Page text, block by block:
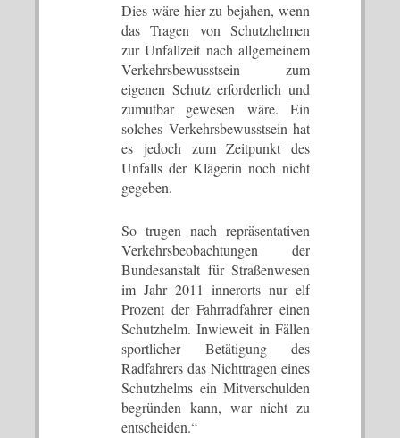
Dies wäre hier zu bejahen, wenn
das Tragen von Schutzhelmen
zur Unfallzeit nach allgemeinem
Verkehrsbewusstsein zum
eigenen Schutz erforderlich und
zumutbar gewesen wäre. Ein
solches Verkehrsbewusstsein hat
es jedoch zum Zeitpunkt des
Unfalls der Klägerin noch nicht
gegeben.
So trugen nach repräsentativen
Verkehrsbeobachtungen der
Bundesanstalt für Straßenwesen
im Jahr 2011 innerorts nur elf
Prozent der Fahrradfahrer einen
Schutzhelm. Inwieweit in Fällen
sportlicher Betätigung des
Radfahrers das Nichttragen eines
Schutzhelms ein Mitverschulden
begründen kann, war nicht zu
entscheiden.“